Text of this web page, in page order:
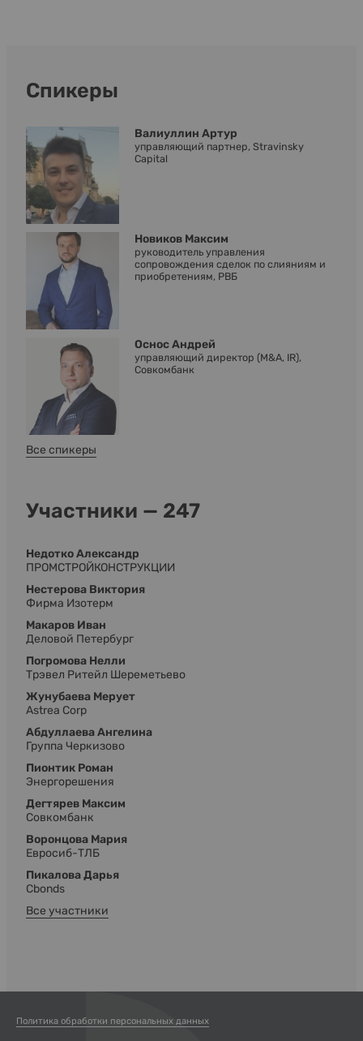
Спикеры
Валиуллин Артур
управляющий партнер, Stravinsky
Capital
Новиков Максим
руководитель управления
сопровождения сделок по слияниям и
приобретениям, РВБ
Оснос Андрей
управляющий директор (M&A, IR),
Совкомбанк
Все спикеры
Участники — 247
Недотко Александр
ПРОМСТРОЙКОНСТРУКЦИИ
Нестерова Виктория
Фирма Изотерм
Макаров Иван
Деловой Петербург
Погромова Нелли
Трэвел Ритейл Шереметьево
Жунубаева Мерует
Astrea Corp
Абдуллаева Ангелина
Группа Черкизово
Пионтик Роман
Энергорешения
Дегтярев Максим
Совкомбанк
Воронцова Мария
Евросиб-ТЛБ
Пикалова Дарья
Cbonds
Все участники
Политика обработки персональных данных